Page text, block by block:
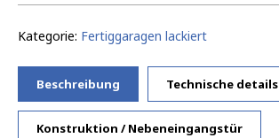
Kategorie: Fertiggaragen lackiert
Beschreibung Technische details
Konstruktion / Nebeneingangstür